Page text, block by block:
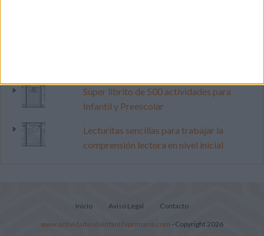
Súper librito de 500 actividades para
Infantil y Preescolar
Lecturitas sencillas para trabajar la
comprensión lectora en nivel inicial
Inicio Aviso Legal Contacto
www.actividadesdeinfantilyprimaria.com - Copyright 2026